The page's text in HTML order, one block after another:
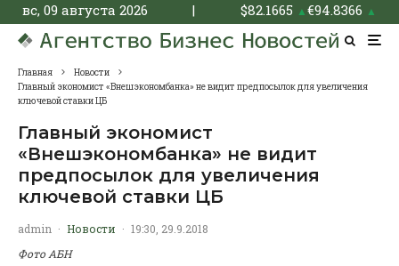
вс, 09 августа 2026 | $82.1665 ▲€94.8366 ▲
Главная
Новости
Главный экономист «Внешэкономбанка» не видит предпосылок для увеличения
ключевой ставки ЦБ
Главный экономист
«Внешэкономбанка» не видит
предпосылок для увеличения
ключевой ставки ЦБ
admin · Новости · 19:30, 29.9.2018
Фото АБН